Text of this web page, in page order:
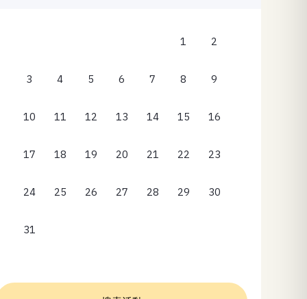
1 2
3 4 5 6 7 8 9
10 11 12 13 14 15 16
17 18 19 20 21 22 23
24 25 26 27 28 29 30
31